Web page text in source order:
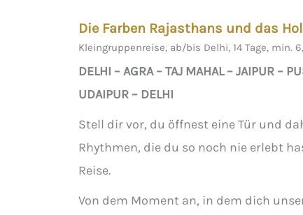
Die Farben Rajasthans und das
Kleingruppenreise, ab/bis Delhi, 14 Tage, min.
DELHI – AGRA – TAJ MAHAL – JAIPUR –
UDAIPUR – DELHI
Stell dir vor, du öffnest eine Tür und
Rhythmen, die du so noch nie erlebt
Reise.
Von dem Moment an, in dem dich